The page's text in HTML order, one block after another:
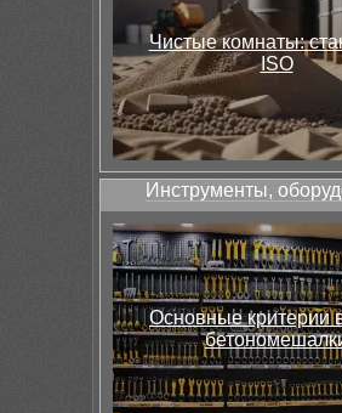
Чистые комнаты:
ISO
Инструменты,
Основные критерии